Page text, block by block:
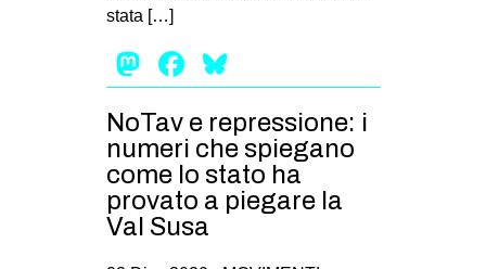
REPRESSIONE
STUDENTI
CULTURE
ARTE
stata […]
Mastodon
Facebook
NoTav e repressione: i
numeri che spiegano
come lo stato ha
provato a piegare la
Val Susa